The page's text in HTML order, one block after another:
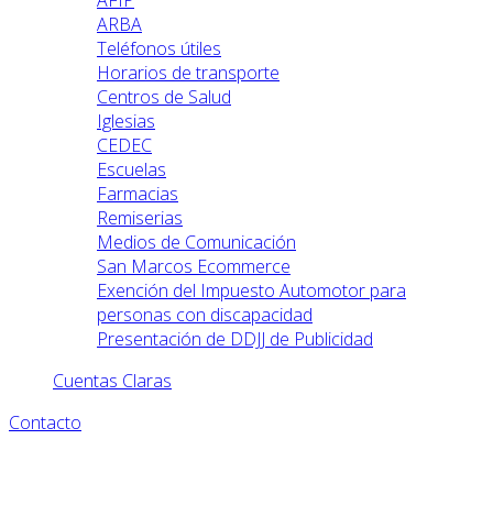
ARBA
Teléfonos útiles
Horarios de transporte
Centros de Salud
Iglesias
CEDEC
Escuelas
Farmacias
Remiserias
Medios de Comunicación
San Marcos Ecommerce
Exención del Impuesto Automotor para
personas con discapacidad
Presentación de DDJJ de Publicidad
Cuentas Claras
Contacto